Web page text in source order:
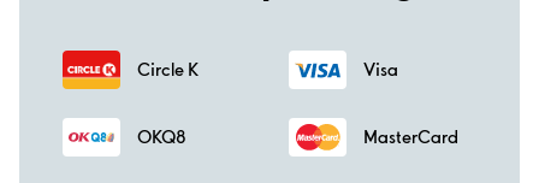
Circle K Visa
OKQ8 MasterCard